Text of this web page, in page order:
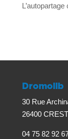
Dromolib
30 Rue
26400 CREST
04 75 82 92